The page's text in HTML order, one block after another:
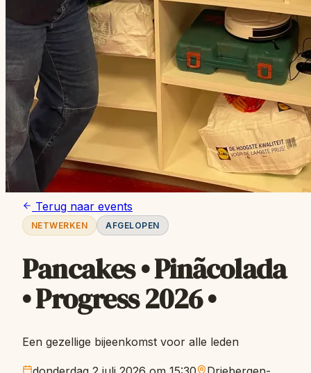
Terug naar events
NETWERKEN AFGELOPEN
Pancakes • Pinãcolada
• Progress 2026 •
Een gezellige bijeenkomst voor alle leden